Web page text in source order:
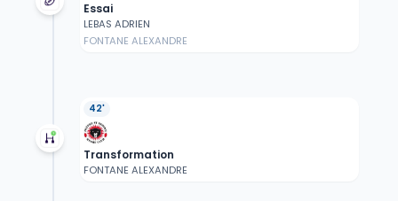
Essai
LEBAS ADRIEN
FONTANE ALEXANDRE
42'
Transformation
FONTANE ALEXANDRE